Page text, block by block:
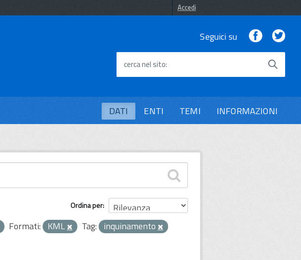
Accedi
Seguici su Facebook
cerca nel sito
DATI ENTI TEMI INFORMAZIONI
Ordina per
Formati: KML Tag: inquinamento